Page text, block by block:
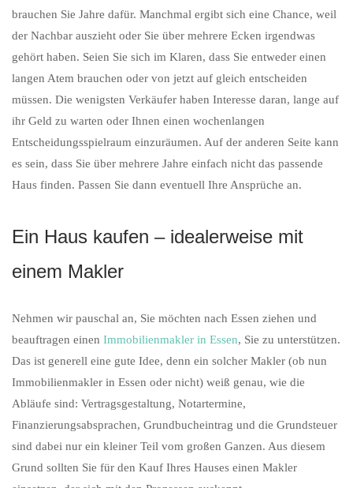
brauchen Sie Jahre dafür. Manchmal ergibt sich eine Chance, weil
der Nachbar auszieht oder Sie über mehrere Ecken irgendwas
gehört haben. Seien Sie sich im Klaren, dass Sie entweder einen
langen Atem brauchen oder von jetzt auf gleich entscheiden
müssen. Die wenigsten Verkäufer haben Interesse daran, lange auf
ihr Geld zu warten oder Ihnen einen wochenlangen
Entscheidungsspielraum einzuräumen. Auf der anderen Seite kann
es sein, dass Sie über mehrere Jahre einfach nicht das passende
Haus finden. Passen Sie dann eventuell Ihre Ansprüche an.
Ein Haus kaufen – idealerweise mit
einem Makler
Nehmen wir pauschal an, Sie möchten nach Essen ziehen und
beauftragen einen Immobilienmakler in Essen, Sie zu unterstützen.
Das ist generell eine gute Idee, denn ein solcher Makler (ob nun
Immobilienmakler in Essen oder nicht) weiß genau, wie die
Abläufe sind: Vertragsgestaltung, Notartermine,
Finanzierungsabsprachen, Grundbucheintrag und die Grundsteuer
sind dabei nur ein kleiner Teil vom großen Ganzen. Aus diesem
Grund sollten Sie für den Kauf Ihres Hauses einen Makler